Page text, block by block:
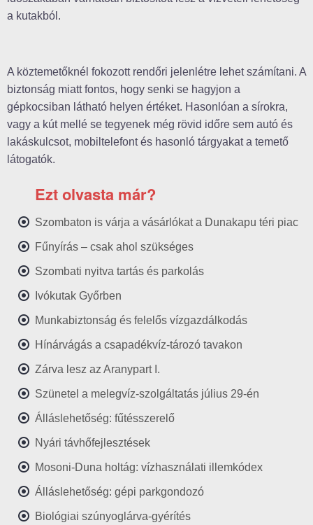
a kutakból.
A köztemetőknél fokozott rendőri jelenlétre lehet számítani. A
biztonság miatt fontos, hogy senki se hagyjon a
gépkocsiban látható helyen értéket. Hasonlóan a sírokra,
vagy a kút mellé se tegyenek még rövid időre sem autó és
lakáskulcsot, mobiltelefont és hasonló tárgyakat a temető
látogatók.
Ezt olvasta már?
Szombaton is várja a vásárlókat a Dunakapu téri piac
Fűnyírás – csak ahol szükséges
Szombati nyitva tartás és parkolás
Ivókutak Győrben
Munkabiztonság és felelős vízgazdálkodás
Hínárvágás a csapadékvíz-tározó tavakon
Zárva lesz az Aranypart I.
Szünetel a melegvíz-szolgáltatás július 29-én
Álláslehetőség: fűtésszerelő
Nyári távhőfejlesztések
Mosoni-Duna holtág: vízhasználati illemkódex
Álláslehetőség: gépi parkgondozó
Biológiai szúnyoglárva-gyérítés